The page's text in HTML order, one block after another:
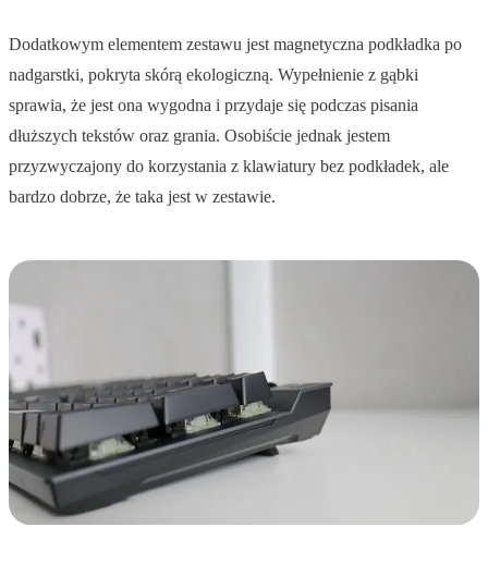
Dodatkowym elementem zestawu jest magnetyczna podkładka po
nadgarstki, pokryta skórą ekologiczną. Wypełnienie z gąbki
sprawia, że jest ona wygodna i przydaje się podczas pisania
dłuższych tekstów oraz grania. Osobiście jednak jestem
przyzwyczajony do korzystania z klawiatury bez podkładek, ale
bardzo dobrze, że taka jest w zestawie.